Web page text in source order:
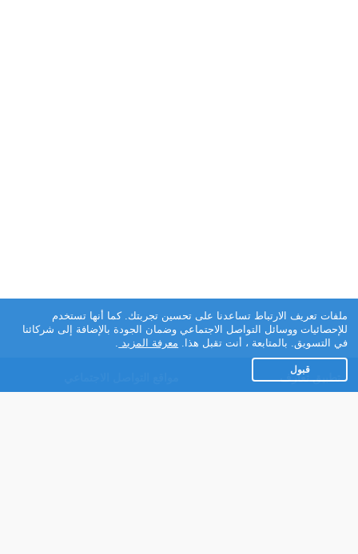
تطبيق تعارف
ملفات تعريف الارتباط تساعدنا على تحسين تجربتك. كما أنها تستخدم
للإحصائيات ووسائل التواصل الاجتماعي وضمان الجودة بالإضافة إلى شركائنا
في التسويق. بالمتابعة ، أنت تقبل هذا. معرفة المزيد .
قبول